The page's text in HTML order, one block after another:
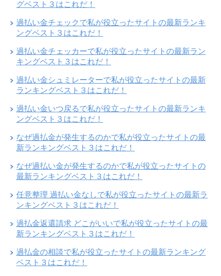
グベスト３はこれだ！
過払い金チェックで私が役立ったサイトの最新ランキ
ングベスト３はこれだ！
過払い金チェッカーで私が役立ったサイトの最新ラン
キングベスト３はこれだ！
過払い金シュミレーターで私が役立ったサイトの最新
ランキングベスト３はこれだ！
過払い金いつ戻るで私が役立ったサイトの最新ランキ
ングベスト３はこれだ！
なぜ過払金が発生するのかで私が役立ったサイトの最
新ランキングベスト３はこれだ！
なぜ過払い金が発生するのかで私が役立ったサイトの
最新ランキングベスト３はこれだ！
任意整理 過払い金なしで私が役立ったサイトの最新ラ
ンキングベスト３はこれだ！
過払金返還請求 どこがいいで私が役立ったサイトの最
新ランキングベスト３はこれだ！
過払金の相談で私が役立ったサイトの最新ランキング
ベスト３はこれだ！